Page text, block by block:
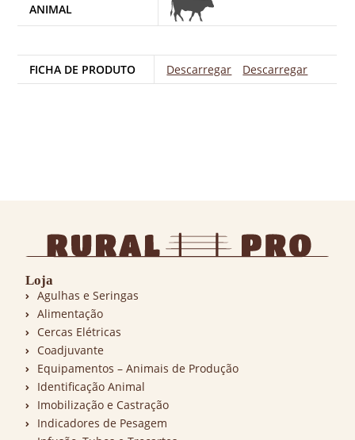
ANIMAL
FICHA DE PRODUTO Descarregar Descarregar
Loja
Agulhas e Seringas
Alimentação
Cercas Elétricas
Coadjuvante
Equipamentos – Animais de Produção
Identificação Animal
Imobilização e Castração
Indicadores de Pesagem